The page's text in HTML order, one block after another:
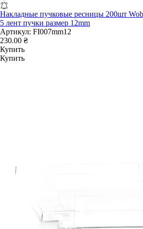
Накладные пучковые ресницы 200шт
5 лент пучки размер 12mm
Артикул: FI007mm12
230.00 ₴
Купить
Купить